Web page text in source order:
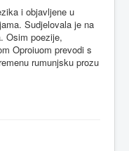
i objavljene u
Sudjelovala je na
Osim poezije,
Oproiuom prevodi s
rumunjsku prozu